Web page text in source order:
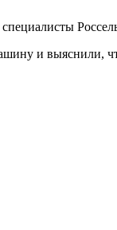
и выяснили,